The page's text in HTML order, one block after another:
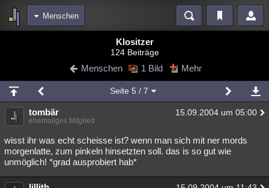
Menschen
Blogs Videos
Chat Wiki Neuigkeiten
meine Rubriken
Menschen Mystery Kriminalfälle
Spiritualität Verschwörungen Technologie Ufologie
Natur Umfragen Unterhaltung
weitere Rubriken
Klositzer
124 Beiträge
Menschen 1 Bild Mehr
Seite 5 / 7
tombär 15.09.2004 um 05:00
ehemaliges Mitglied
wisst ihr was echt scheisse ist? wenn man sich mit ner mords
morgenlatte, zum pinkeln hinsetzten soll. das is so gut wie
unmöglich! *grad ausprobiert hab*